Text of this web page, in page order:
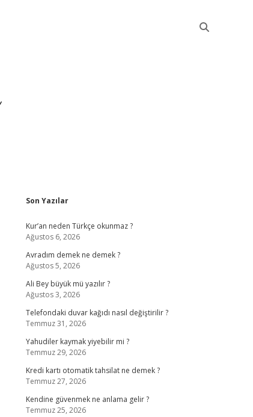
Sidebar
Son Yazılar
Kur’an neden Türkçe okunmaz ?
Ağustos 6, 2026
Avradım demek ne demek ?
Ağustos 5, 2026
Ali Bey büyük mü yazılır ?
Ağustos 3, 2026
Telefondaki duvar kağıdı nasıl değiştirilir ?
Temmuz 31, 2026
Yahudiler kaymak yiyebilir mi ?
Temmuz 29, 2026
Kredi kartı otomatik tahsilat ne demek ?
Temmuz 27, 2026
Kendine güvenmek ne anlama gelir ?
Temmuz 25, 2026